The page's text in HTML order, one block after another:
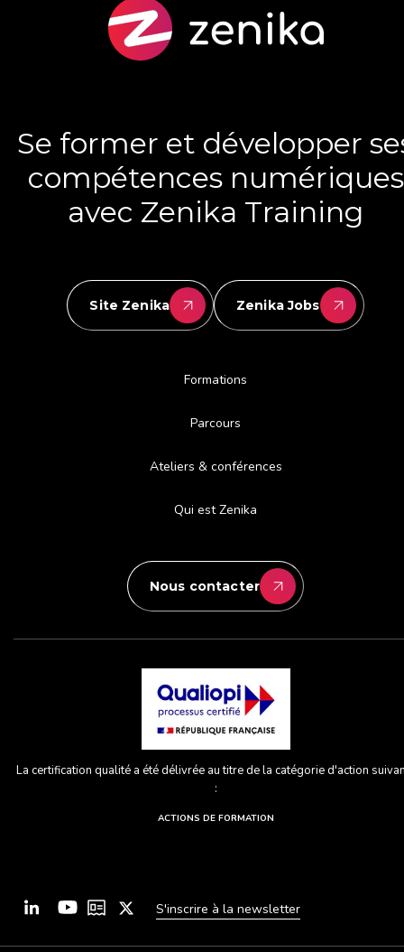
Se former et développer
compétences numériques
avec Zenika Training
Site Zenika Zenika Jobs
Formations
Parcours
Ateliers & conférences
Qui est Zenika
Nous contacter
La certification qualité a été délivrée au titre de la catégorie d'action
:
ACTIONS DE FORMATION
S'inscrire à la newsletter